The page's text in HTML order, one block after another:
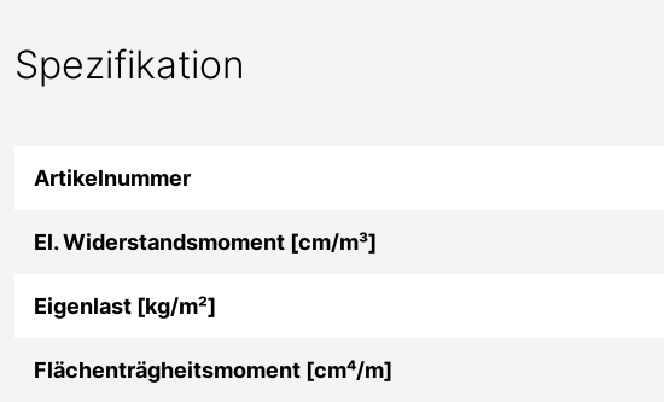
Spezifikation
Artikelnummer
El. Widerstandsmoment [cm/m³]
Eigenlast [kg/m²]
Flächenträgheitsmoment [cm⁴/m]